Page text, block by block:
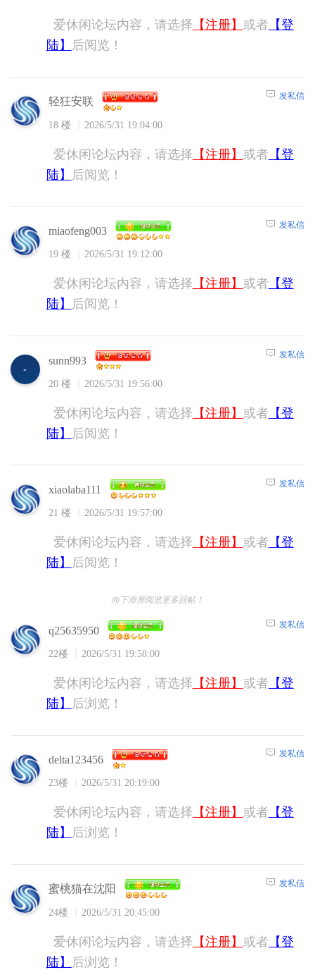
爱休闲论坛内容，请选择 【注册】 或者 【登
陆】
后阅览！
轻狂安联
18 楼 2026/5/31 19:04:00
发私信
爱休闲论坛内容，请选择 【注册】 或者 【登
陆】
后阅览！
miaofeng003
19 楼 2026/5/31 19:12:00
发私信
爱休闲论坛内容，请选择 【注册】 或者 【登
陆】
后阅览！
sunn993
20 楼 2026/5/31 19:56:00
发私信
爱休闲论坛内容，请选择 【注册】 或者 【登
陆】
后阅览！
xiaolaba111
21 楼 2026/5/31 19:57:00
发私信
爱休闲论坛内容，请选择 【注册】 或者 【登
陆】
后阅览！
向下滑屏阅览更多回帖！
q25635950
22楼 2026/5/31 19:58:00
发私信
爱休闲论坛内容，请选择 【注册】 或者 【登
陆】
后浏览！
delta123456
23楼 2026/5/31 20:19:00
发私信
爱休闲论坛内容，请选择 【注册】 或者 【登
陆】
后浏览！
蜜桃猫在沈阳
24楼 2026/5/31 20:45:00
发私信
爱休闲论坛内容，请选择 【注册】 或者 【登
陆】
后浏览！